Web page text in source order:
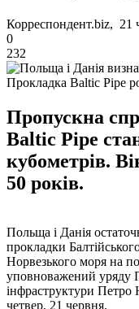
Корреспондент.biz, 21
0
232
Прокладка Baltic Pipe
Пропускна
Baltic Pipe
кубометрів.
50 років.
Польща і Данія
прокладки
Норвезького моря на
уповноважений уряду
інфраструктури Петро
четвер, 21 червня.